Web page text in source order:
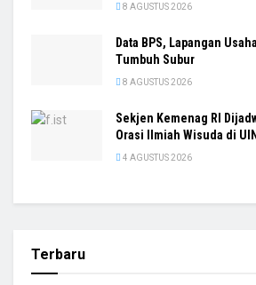
8 AGUSTUS 2026
Data BPS, Lapangan
Tumbuh Subur
8 AGUSTUS 2026
Sekjen Kemenag RI
Orasi Ilmiah Wisuda di
4 AGUSTUS 2026
Terbaru